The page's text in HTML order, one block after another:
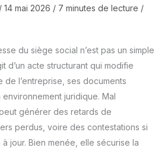
/ 14 mai 2026 / 7 minutes de lecture /
du siège social n’est pas un simple
d’un acte structurant qui modifie
de l’entreprise, ses documents
juridique. Mal
générer des retards de
perdus, voire des contestations si
jour. Bien menée, elle sécurise la